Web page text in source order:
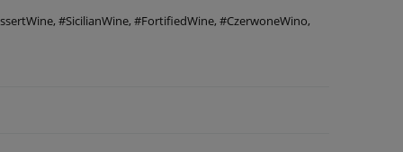
#SicilianWine, #FortifiedWine, #CzerwoneWino,